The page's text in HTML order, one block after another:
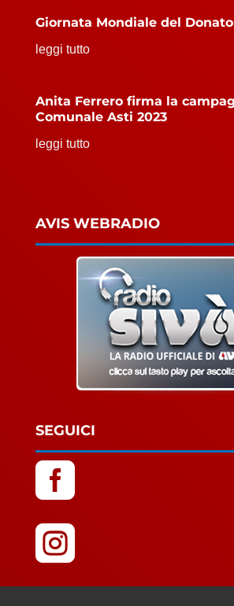
Giornata Mondiale del
leggi tutto
Anita Ferrero firma la
Comunale Asti 2023
leggi tutto
AVIS WEBRADIO
SEGUICI

